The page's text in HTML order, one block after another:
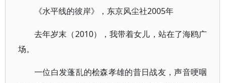
《水平线的彼岸》，东京风尘社2005年
去年岁末（2010），我带着女儿，站在了海鸥广
场。
一位白发蓬乱的桧森孝雄的昔日战友，声音哽咽